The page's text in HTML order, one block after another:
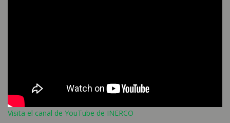
Visita el canal de YouTube de INERCO